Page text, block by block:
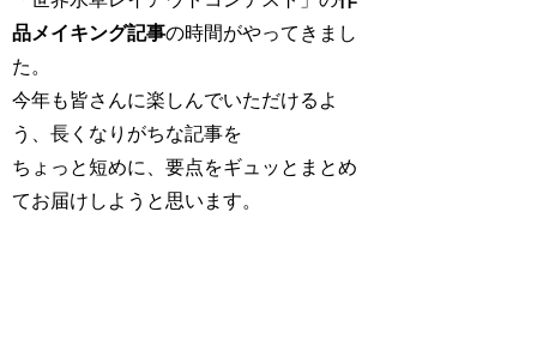
品メイキング記事の時間がやってきまし
た。
今年も皆さんに楽しんでいただけるよ
う、長くなりがちな記事を
ちょっと短めに、要点をギュッとまとめ
てお届けしようと思います。